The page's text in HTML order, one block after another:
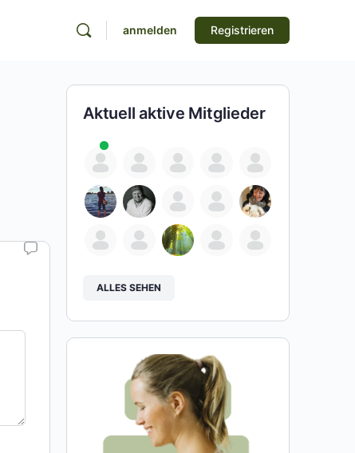
anmelden Registrieren
Aktuell aktive Mitglieder
ALLES SEHEN